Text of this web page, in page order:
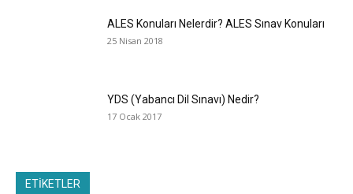
ALES Konuları Nelerdir? ALES Sınav Konuları
25 Nisan 2018
YDS (Yabancı Dil Sınavı) Nedir?
17 Ocak 2017
ETİKETLER